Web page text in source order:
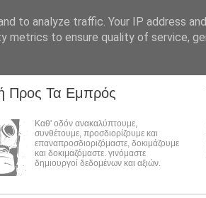
Προς Τα Εμπρός
Καθ' οδόν ανακαλύπτουμε,
συνθέτουμε, προσδιορίζουμε και
επαναπροσδιοριζόμαστε, δοκιμάζουμε
και δοκιμαζόμαστε. γινόμαστε
δημιουργοί δεδομένων και αξιών.
to analyze traffic. Your IP address
metrics to ensure quality of service,